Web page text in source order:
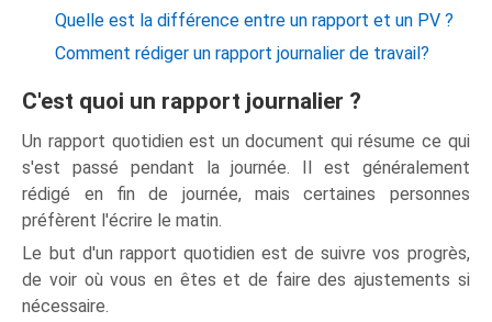
Quelle est la différence entre un rapport et un PV ?
Comment rédiger un rapport journalier de travail?
C'est quoi un rapport journalier ?
Un rapport quotidien est un document qui résume ce qui
s'est passé pendant la journée. Il est généralement
rédigé en fin de journée, mais certaines personnes
préfèrent l'écrire le matin.
Le but d'un rapport quotidien est de suivre vos progrès,
de voir où vous en êtes et de faire des ajustements si
nécessaire.